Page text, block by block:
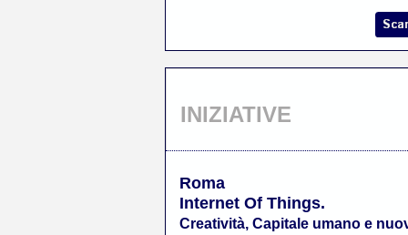
INIZIATIVE
Roma
Internet Of Things.
Creatività, Capitale umano e